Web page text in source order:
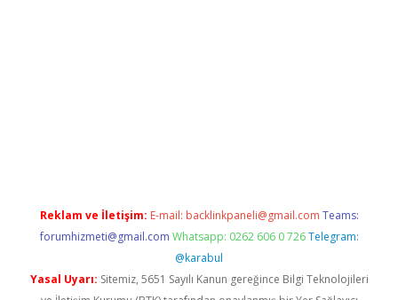
Reklam ve İletişim: E-mail: backlinkpaneli@gmail.com Teams:
forumhizmeti@gmail.com Whatsapp: 0262 606 0 726 Telegram:
@karabul
Yasal Uyarı: Sitemiz, 5651 Sayılı Kanun gereğince Bilgi Teknolojileri